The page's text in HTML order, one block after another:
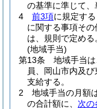
の基準に準じて、
4
前3項に規定す
に関する事項そ
は、規則で定める
(地域手当)
第13条
地域手当
員、岡山市内及
支給する。
2
地域手当の月額
の合計額に、 次の